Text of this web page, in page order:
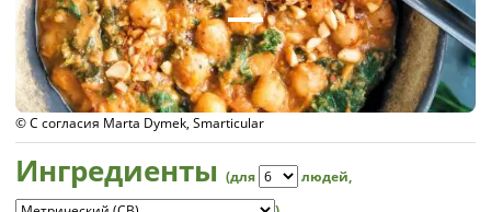
© С согласия Marta Dymek, Smarticular
Ингредиенты (для людей,